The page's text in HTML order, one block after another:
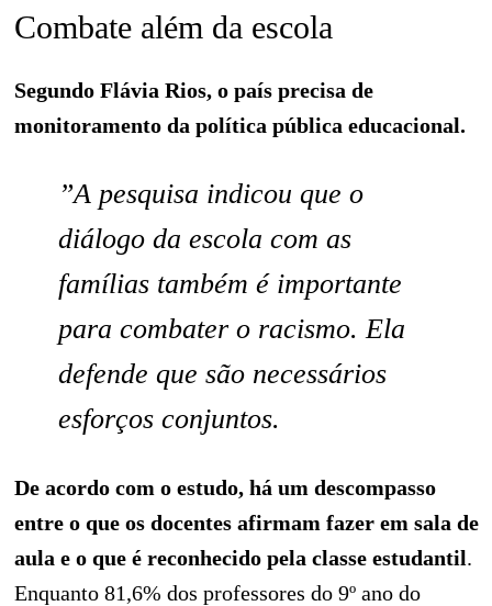
Combate além da escola
Segundo Flávia Rios, o país precisa de
monitoramento da política pública educacional.
”A pesquisa indicou que o
diálogo da escola com as
famílias também é importante
para combater o racismo. Ela
defende que são necessários
esforços conjuntos.
De acordo com o estudo, há um descompasso
entre o que os docentes afirmam fazer em sala de
aula e o que é reconhecido pela classe estudantil.
Enquanto 81,6% dos professores do 9º ano do